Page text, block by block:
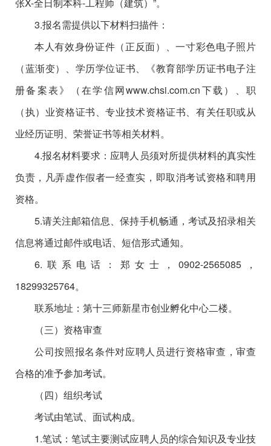
3.报名需提供以下材料扫描件：
本人有效身份证件（正反面）、一寸彩色电子照片
（蓝渐变）、学历学位证书、《教育部学历证书电子注
册备案表》（在学信网www.chsi.com.cn下载）、职
（执）业资格证书、专业技术资格证书、有关任职或从
业经历证明、荣誉证书等相关材料。
4.报名材料要求：应聘人员须对所提供材料的真实性
负责，凡弄虚作假者一经查实，即取消考试资格和聘用
资格。
5.请关注邮箱信息、保持手机畅通，考试及招录相关
信息将通过邮件或电话、短信形式通知。
6. 联系电话： 郑 女士， 0902-2565085，
18299325764。
联系地址：第十三师新星市创业孵化中心二楼。
（三）资格审查
公司按照报名条件对应聘人员进行资格审查，审查
合格的准予参加考试。
（四）组织考试
考试由笔试、面试构成。
1.笔试：笔试主要测试应聘人员的综合知识及专业技